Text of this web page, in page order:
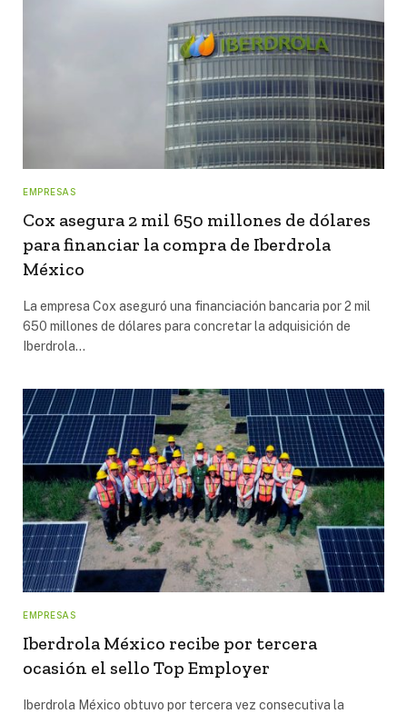
EMPRESAS
Cox asegura 2 mil 650 millones de dólares
para financiar la compra de Iberdrola
México
La empresa Cox aseguró una financiación bancaria por 2 mil
650 millones de dólares para concretar la adquisición de
Iberdrola…
EMPRESAS
Iberdrola México recibe por tercera
ocasión el sello Top Employer
Iberdrola México obtuvo por tercera vez consecutiva la